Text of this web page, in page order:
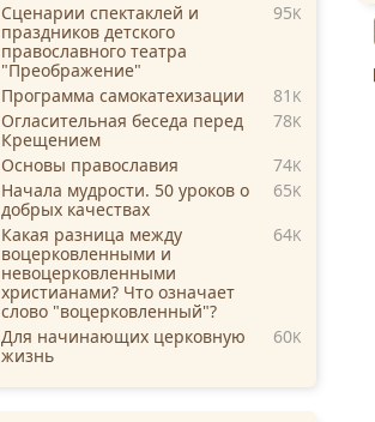
Сценарии спектаклей и
праздников детского
православного театра
"Преображение"
95K
Программа самокатехизации 81 K
Огласительная беседа перед
Крещением
78K
Основы православия 74K
Начала мудрости. 50 уроков о
добрых качествах
65K
Какая разница между
воцерковленными и
невоцерковленными
христианами? Что означает
слово "воцерковленный"?
64K
Для начинающих церковную
жизнь
60K